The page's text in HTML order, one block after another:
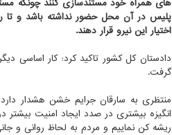
های همراه خود مستندسازی کنند چونکه
پلیس در آن محل حضور نداشته باشد و تا
اختیار این نیرو قرار دهند.
دادستان کل کشور تاکید کرد: کار اساسی
گرفت.
منتظری به سارقان جرایم خشن هشدار
انگیزه بیشتری در صدد ایجاد امنیت بیشتر
ریشه کن نماییم و مردم به لحاظ روانی و